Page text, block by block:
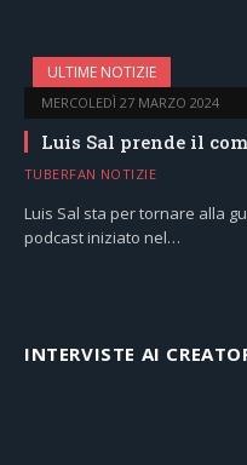
ULTIME NOTIZIE
MERCOLEDÌ 27 MARZO 2024
Luis Sal prende il
TUBERFAN NOTIZIE
Luis Sal sta per tornare alla
podcast iniziato nel…
INTERVISTE AI